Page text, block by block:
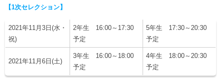
【1次セレクション】
2021年11月3日(水・
祝)
2年生 16:00～17:30
予定
5年生 17:30～20:30
予定
2021年11月6日(土)
3年生 16:00～18:00
予定
4年生 18:00～20:30
予定